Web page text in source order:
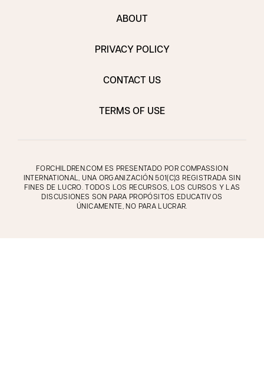
ABOUT
PRIVACY POLICY
CONTACT US
TERMS OF USE
FORCHILDREN.COM ES PRESENTADO POR COMPASSION
INTERNATIONAL, UNA ORGANIZACIÓN 501(C)3 REGISTRADA SIN
FINES DE LUCRO. TODOS LOS RECURSOS, LOS CURSOS Y LAS
DISCUSIONES SON PARA PROPÓSITOS EDUCATIVOS
ÚNICAMENTE, NO PARA LUCRAR.